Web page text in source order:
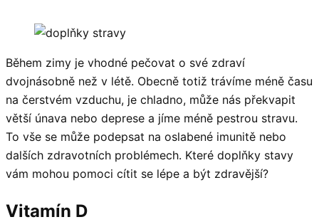
Během zimy je vhodné pečovat o své zdraví
dvojnásobně než v létě. Obecně totiž trávíme méně času
na čerstvém vzduchu, je chladno, může nás překvapit
větší únava nebo deprese a jíme méně pestrou stravu.
To vše se může podepsat na oslabené imunitě nebo
dalších zdravotních problémech. Které doplňky stavy
vám mohou pomoci cítit se lépe a být zdravější?
Vitamín D